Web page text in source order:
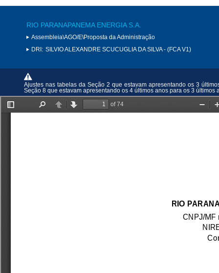
RIO PARANAPANEMA ENERGIA S.A.
Assembleia\AGO/E\Proposta da Administração
DRI: SILVIO ALEXANDRE SCUCUGLIA DA SILVA - (FCA V1)
Ajustes nas tabelas da Seção 2 que estavam apresentando os 3
Seção 8 que estavam apresentando os 4 últimos anos para os 3 últimos